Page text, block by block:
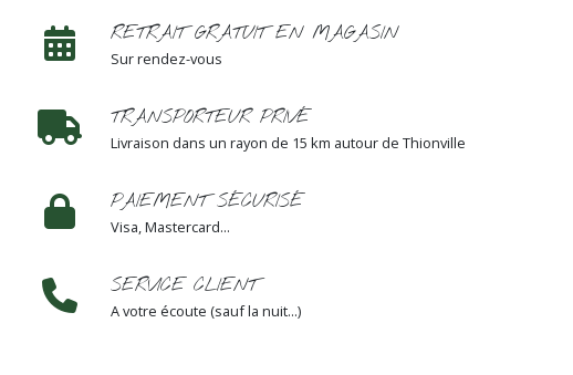
RETRAIT GRATUIT EN MAGASIN
Sur rendez-vous
TRANSPORTEUR PRIVÉ
Livraison dans un rayon de 15 km autour de Thionville
PAIEMENT SÉCURISÉ
Visa, Mastercard...
SERVICE CLIENT
A votre écoute (sauf la nuit...)